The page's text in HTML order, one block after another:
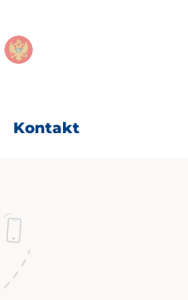
Kontakt